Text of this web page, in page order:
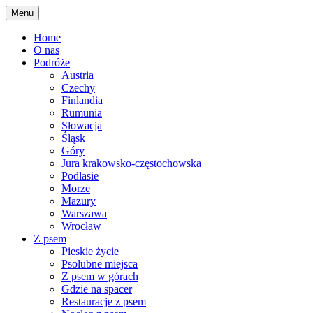
Skip
to
content
Menu
Home
O nas
Podróże
Austria
Czechy
Finlandia
Rumunia
Słowacja
Śląsk
Góry
Jura krakowsko-częstochowska
Podlasie
Morze
Mazury
Warszawa
Wrocław
Z psem
Pieskie życie
Psolubne miejsca
Z psem w górach
Gdzie na spacer
Restauracje z psem